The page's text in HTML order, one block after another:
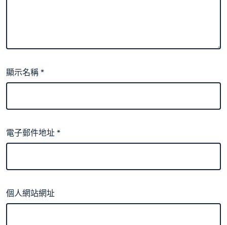
顯示名稱*
電子郵件地址*
個人網站網址